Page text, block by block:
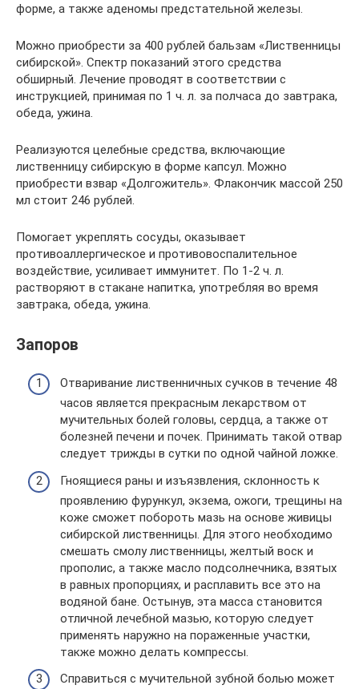
форме, а также аденомы предстательной железы.
Можно приобрести за 400 рублей бальзам «Лиственницы
сибирской». Спектр показаний этого средства
обширный. Лечение проводят в соответствии с
инструкцией, принимая по 1 ч. л. за полчаса до завтрака,
обеда, ужина.
Реализуются целебные средства, включающие
лиственницу сибирскую в форме капсул. Можно
приобрести взвар «Долгожитель». Флакончик массой 250
мл стоит 246 рублей.
Помогает укреплять сосуды, оказывает
противоаллергическое и противовоспалительное
воздействие, усиливает иммунитет. По 1-2 ч. л.
растворяют в стакане напитка, употребляя во время
завтрака, обеда, ужина.
Запоров
Отваривание лиственничных сучков в течение 48
часов является прекрасным лекарством от
мучительных болей головы, сердца, а также от
болезней печени и почек. Принимать такой отвар
следует трижды в сутки по одной чайной ложке.
Гноящиеся раны и изъязвления, склонность к
проявлению фурункул, экзема, ожоги, трещины на
коже сможет побороть мазь на основе живицы
сибирской лиственницы. Для этого необходимо
смешать смолу лиственницы, желтый воск и
прополис, а также масло подсолнечника, взятых
в равных пропорциях, и расплавить все это на
водяной бане. Остынув, эта масса становится
отличной лечебной мазью, которую следует
применять наружно на пораженные участки,
также можно делать компрессы.
Справиться с мучительной зубной болью может